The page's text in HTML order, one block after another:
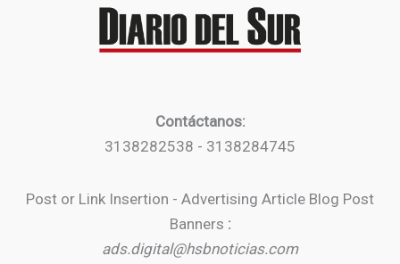
Contáctanos:
3138282538 - 3138284745
Post or Link Insertion - Advertising Article Blog Post
Banners :
ads.digital@hsbnoticias.com